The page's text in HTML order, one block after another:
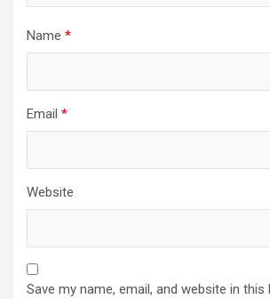
Name *
Email *
Website
Save my name, email, and website in